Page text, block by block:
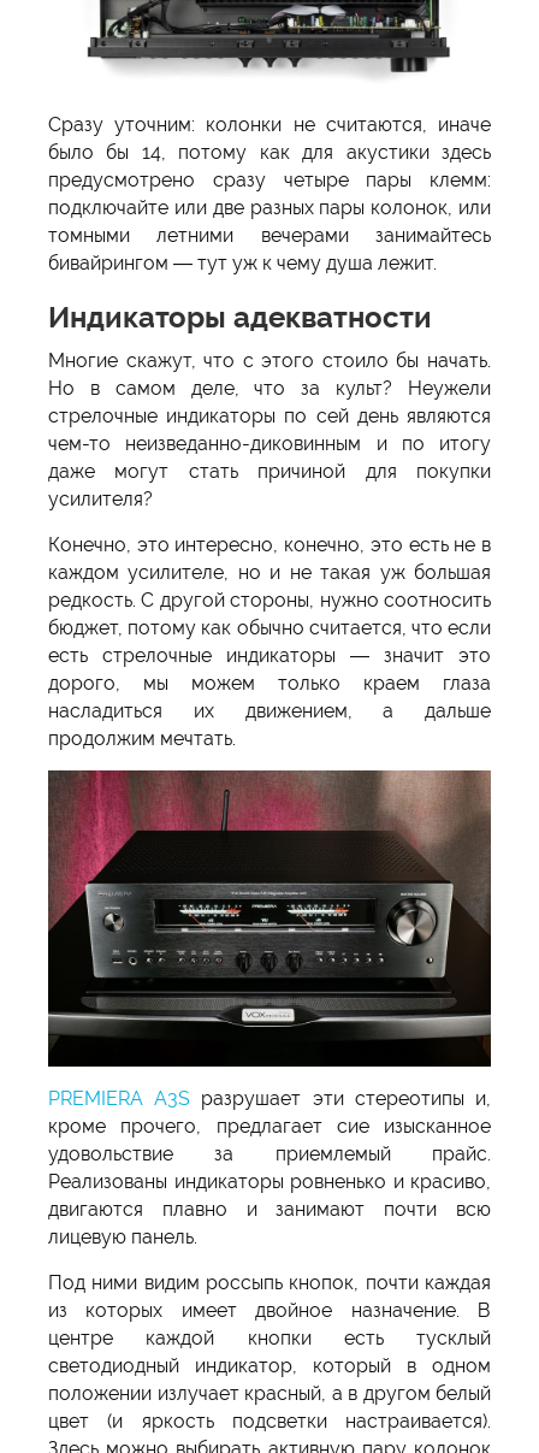
Сразу уточним: колонки не считаются, иначе
было бы 14, потому как для акустики здесь
предусмотрено сразу четыре пары клемм:
подключайте или две разных пары колонок, или
томными летними вечерами занимайтесь
бивайрингом — тут уж к чему душа лежит.
Индикаторы адекватности
Многие скажут, что с этого стоило бы начать.
Но в самом деле, что за культ? Неужели
стрелочные индикаторы по сей день являются
чем-то неизведанно-диковинным и по итогу
даже могут стать причиной для покупки
усилителя?
Конечно, это интересно, конечно, это есть не в
каждом усилителе, но и не такая уж большая
редкость. С другой стороны, нужно соотносить
бюджет, потому как обычно считается, что если
есть стрелочные индикаторы — значит это
дорого, мы можем только краем глаза
насладиться их движением, а дальше
продолжим мечтать.
PREMIERA A3S разрушает эти стереотипы и,
кроме прочего, предлагает сие изысканное
удовольствие за приемлемый прайс.
Реализованы индикаторы ровненько и красиво,
двигаются плавно и занимают почти всю
лицевую панель.
Под ними видим россыпь кнопок, почти каждая
из которых имеет двойное назначение. В
центре каждой кнопки есть тусклый
светодиодный индикатор, который в одном
положении излучает красный, а в другом белый
цвет (и яркость подсветки настраивается).
Здесь можно выбирать активную пару колонок